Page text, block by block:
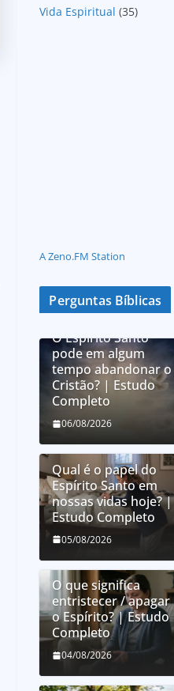
Vida Espiritual (35)
A Zeno.FM Station
Perguntas Bíblicas
O Espírito Santo
pode em algum
tempo abandonar o
Cristão? | Estudo
Completo
06/08/2026
Qual é o papel do
Espírito Santo em
nossas vidas hoje? |
Estudo Completo
05/08/2026
O que significa
entristecer / apagar
o Espírito? | Estudo
Completo
04/08/2026